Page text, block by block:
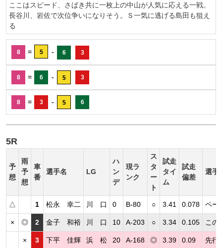
ここはスピード、さばき共に一枚上の中山が人気に応える一戦。
長谷川、岩佐で次位争いになりそう。Ｓ一気に逃げる島田も狙え
る
8 = 5 - 6 3
8 = 6 - 5 3
8 = 3 - 5 6
5R
予
想
雨
予
想
車
番
選手名 LG
ハ
ン
デ
現ラ
ンク
ス
タ
ー
ト
試走
タイ
ム
試走
偏差
選手
△ 1 松永 幸二 川 口 0 B-80 ○ 3.41 0.078 ペー
× ◎ 2 金子 和裕 川 口 10 A-203 ○ 3.34 0.105 この
× 3 下平 佳輝 浜 松 20 A-168 ◎ 3.39 0.09 先行